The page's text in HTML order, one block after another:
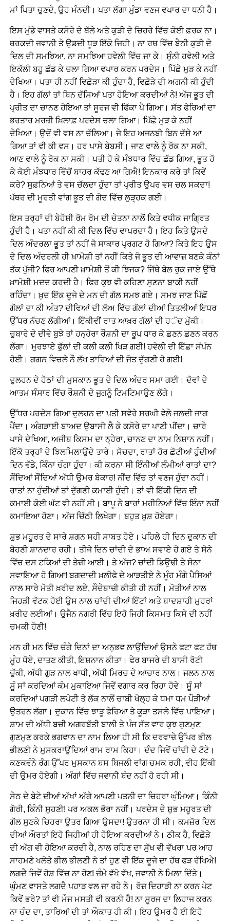
ਮਾਂ ਪਿਤਾ ਚੁਣਦੇ, ਉਹ ਮੰਨਦੀ। ਪਤਾ ਲੱਗਾ ਮੁੰਡਾ ਵਣਜ ਵਪਾਰ ਦਾ ਧਨੀ ਹੈ।
ਇਸ ਮੁੰਡੇ ਵਾਸਤੇ ਕਸੋਰੇ ਦੇ ਥੱਲੇ ਅਤੇ ਕੁੜੀ ਦੇ ਚਿਹਰੇ ਵਿੱਚ ਕੋਈ ਫ਼ਰਕ ਨਾ।
ਥਰਕਦੀ ਜਵਾਨੀ ਤੇ ਉਡਦੀ ਧੂੜ ਇੱਕੋ ਜਿਹੀ। ਨਾ ਰਥ ਵਿੱਚ ਬੈਠੀ ਕੁੜੀ ਦੇ
ਦਿਲ ਦੀ ਸਮਝਿਆ, ਨਾ ਸਮਝਿਆ ਹਵੇਲੀ ਵਿੱਚ ਜਾ ਕੇ। ਸੁੰਨੀ ਹਵੇਲੀ ਅਤੇ
ਇਕੱਲੀ ਬਹੂ ਛੱਡ ਕੇ ਚਲਾ ਗਿਆ ਵਪਾਰ ਕਰਨ ਪਰਦੇਸ। ਪਿੱਛੇ ਮੁੜ ਕੇ ਨਹੀਂ
ਦੇਖਿਆ। ਪਤਾ ਹੀ ਨਹੀਂ ਵਿਛੋੜਾ ਕੀ ਹੁੰਦਾ ਹੈ, ਵਿਛੋੜੇ ਦੀ ਅਗਨੀ ਕੀ ਹੁੰਦੀ
ਹੈ। ਇਹ ਗੱਲਾਂ ਤਾਂ ਬਿਨ ਦੱਸਿਆਂ ਪਤਾ ਹੋਇਆ ਕਰਦੀਆਂ ਨੇ! ਅੱਜ ਭੂਤ ਦੀ
ਪ੍ਰੀਤ ਦਾ ਚਾਨਣ ਹੋਇਆ ਤਾਂ ਸੂਰਜ ਵੀ ਫਿੱਕਾ ਪੈ ਗਿਆ। ਸੱਤ ਫੇਰਿਆਂ ਦਾ
ਭਰਤਾਰ ਮਰਜ਼ੀ ਖ਼ਿਲਾਫ਼ ਪਰਦੇਸ ਚਲਾ ਗਿਆ। ਪਿੱਛੇ ਮੁੜ ਕੇ ਨਹੀਂ
ਦੇਖਿਆ। ਉਦੋਂ ਵੀ ਵਸ ਨਾ ਚੱਲਿਆ। ਜੇ ਇਹ ਅਜਨਬੀ ਬਿਨ ਦੱਸੇ ਆ
ਗਿਆ ਤਾਂ ਵੀ ਕੀ ਵਸ। ਹਰ ਪਾਸੇ ਬੇਬਸੀ। ਜਾਣ ਵਾਲੇ ਨੂੰ ਰੋਕ ਨਾ ਸਕੀ,
ਆਣ ਵਾਲੇ ਨੂੰ ਰੋਕ ਨਾ ਸਕੀ। ਪਤੀ ਹੋ ਕੇ ਮੰਝਧਾਰ ਵਿੱਚ ਛੱਡ ਗਿਆ, ਭੂਤ ਹੋ
ਕੇ ਕੋਈ ਮੰਝਧਾਰ ਵਿੱਚੋਂ ਬਾਹਰ ਕੱਢਣ ਆ ਗਿਐ! ਇਨਕਾਰ ਕਰੇ ਤਾਂ ਕਿਵੇਂ
ਕਰੇ? ਸੁਫ਼ਨਿਆਂ ਤੇ ਵਸ ਚੱਲਦਾ ਹੁੰਦਾ ਤਾਂ ਪ੍ਰੀਤ ਉਪਰ ਵਸ ਚਲ ਸਕਦਾ!
ਪੱਥਰ ਦੀ ਮੂਰਤੀ ਵਾਂਗ ਭੂਤ ਦੀ ਗੋਦ ਵਿੱਚ ਲੁੜ੍ਹਕ ਗਈ।
ਇਸ ਤਰ੍ਹਾਂ ਦੀ ਬੇਹੋਸ਼ੀ ਰੋਮ ਰੋਮ ਦੀ ਚੇਤਨਾ ਨਾਲੋਂ ਕਿਤੇ ਵਧੀਕ ਜਾਗ੍ਰਿਤ
ਹੁੰਦੀ ਹੈ। ਪਤਾ ਨਹੀਂ ਕੀ ਕੀ ਦਿਲ ਵਿੱਚ ਵਾਪਰਦਾ ਹੈ। ਇਹ ਕਿਤੇ ਉਸਦੇ
ਦਿਲ ਅੰਦਰਲਾ ਭੂਤ ਤਾਂ ਨਹੀਂ ਜੋ ਸਾਕਾਰ ਪ੍ਰਗਟ ਹੋ ਗਿਆ? ਕਿਤੇ ਇਹ ਉਸ
ਦੇ ਦਿਲ ਅੰਦਰਲੀ ਹੀ ਖ਼ਾਮੋਸ਼ੀ ਤਾਂ ਨਹੀਂ ਕਿਤੇ ਜੋ ਭੂਤ ਦੀ ਆਵਾਜ਼ ਬਣਕੇ ਕੰਨਾਂ
ਤੱਕ ਪੁੱਜੀ? ਫਿਰ ਆਪਣੀ ਖ਼ਾਮੋਸ਼ੀ ਤੋਂ ਕੀ ਝਿਜਕ? ਜਿੱਥੇ ਬੋਲ ਰੁਕ ਜਾਏ ਉੱਥੇ
ਖ਼ਾਮੋਸ਼ੀ ਮਦਦ ਕਰਦੀ ਹੈ। ਫਿਰ ਕੁਝ ਵੀ ਕਹਿਣਾ ਸੁਣਨਾ ਬਾਕੀ ਨਹੀਂ
ਰਹਿੰਦਾ। ਖ਼ੁਦ ਇੱਕ ਦੂਜੇ ਦੇ ਮਨ ਦੀ ਗੱਲ ਸਮਝ ਗਏ। ਸਮਝ ਜਾਣ ਪਿੱਛੋਂ
ਗੱਲਾਂ ਦਾ ਕੀ ਅੰਤ? ਦੀਵਿਆਂ ਦੀ ਲੋਅ ਵਿੱਚ ਗੱਲਾਂ ਦੀਆਂ ਤਿਤਲੀਆਂ ਇਧਰ
ਉੱਧਰ ਨੱਚਣ ਲੱਗੀਆਂ। ਇੱਕੀਵੀਂ ਰਾਤ ਆਖ਼ਰ ਗੱਲਾਂ ਦੀ ਹੱਦ ਮੁੱਕੀ।
ਚੁਬਾਰੇ ਦੇ ਦੀਵੇ ਬੁਝੇ ਤਾਂ ਹਨ੍ਹੇਰਾ ਰੌਸ਼ਨੀ ਦਾ ਰੂਪ ਧਾਰ ਕੇ ਛਣਨ ਛਣਨ ਕਰਨ
ਲੱਗਾ। ਮੁਰਝਾਏ ਫੁੱਲਾਂ ਦੀ ਕਲੀ ਕਲੀ ਖਿੜ ਗਈ! ਹਵੇਲੀ ਦੀ ਇੱਛਾ ਸੰਪੰਨ
ਹੋਈ। ਗਗਨ ਵਿਚਲੇ ਨੌ ਲੱਖ ਤਾਰਿਆਂ ਦੀ ਜੋਤ ਦੁੱਗਣੀ ਹੋ ਗਈ!
ਦੁਲਹਨ ਦੇ ਹੋਠਾਂ ਦੀ ਮੁਸਕਾਨ ਭੂਤ ਦੇ ਦਿਲ ਅੰਦਰ ਸਮਾ ਗਈ। ਦੋਵਾਂ ਦੇ
ਆਤਮ ਸੰਸਾਰ ਵਿੱਚ ਰੌਸ਼ਨੀ ਦੇ ਜੁਗਨੂੰ ਟਿਮਟਿਮਾਉਣ ਲੱਗੇ।
ਉੱਧਰ ਪਰਦੇਸ ਗਿਆ ਦੁਲਹਨ ਦਾ ਪਤੀ ਸਵੇਰੇ ਸਰਘੀ ਵੇਲੇ ਜਲਦੀ ਜਾਗ
ਪੈਂਦਾ। ਅੰਗੜਾਈ ਬਾਅਦ ਉਬਾਸੀ ਲੈ ਕੇ ਕਸੋਰੇ ਦਾ ਪਾਣੀ ਪੀਂਦਾ। ਚਾਰੇ
ਪਾਸੇ ਦੇਖਿਆ, ਅਜੀਬ ਕਿਸਮ ਦਾ ਨ੍ਹੇਰਾ, ਚਾਨਣ ਦਾ ਨਾਮ ਨਿਸ਼ਾਨ ਨਹੀਂ।
ਇੱਕੋ ਤਰ੍ਹਾਂ ਦੇ ਝਿਲਮਿਲਾਉਂਦੇ ਤਾਰੇ। ਸੋਚਦਾ, ਰਾਤਾਂ ਹੋਰ ਛੋਟੀਆਂ ਹੁੰਦੀਆਂ
ਦਿਨ ਵੱਡੇ, ਕਿੰਨਾ ਚੰਗਾ ਹੁੰਦਾ। ਕੀ ਕਰਨਾ ਸੀ ਇੰਨੀਆਂ ਲੰਮੀਆਂ ਰਾਤਾਂ ਦਾ?
ਸੌਂਦਿਆਂ ਸੌਂਦਿਆਂ ਅੱਧੀ ਉਮਰ ਬੇਕਾਰ! ਨੀਂਦ ਵਿੱਚ ਤਾਂ ਵਣਜ ਹੁੰਦਾ ਨਹੀਂ।
ਰਾਤਾਂ ਨਾ ਹੁੰਦੀਆਂ ਤਾਂ ਦੁੱਗਣੀ ਕਮਾਈ ਹੁੰਦੀ। ਤਾਂ ਵੀ ਇੱਕੀ ਦਿਨ ਦੀ
ਕਮਾਈ ਕੋਈ ਘੱਟ ਵੀ ਨਹੀਂ ਸੀ। ਬਾਪੂ ਨੇ ਬਾਰਾਂ ਮਹੀਨਿਆਂ ਵਿੱਚ ਇੰਨਾ ਨਹੀਂ
ਕਮਾਇਆ ਹੋਣਾ। ਅੱਜ ਚਿੱਠੀ ਲਿਖੇਗਾ। ਬਹੁਤ ਖ਼ੁਸ਼ ਹੋਏਗਾ।
ਸ਼ੁਭ ਮਹੂਰਤ ਦੇ ਸਾਰੇ ਸ਼ਗਨ ਸਹੀ ਸਾਬਤ ਹੋਏ। ਪਹਿਲੇ ਹੀ ਦਿਨ ਦੁਕਾਨ ਦੀ
ਬੋਹਣੀ ਸ਼ਾਨਦਾਰ ਰਹੀ। ਤੀਜੇ ਦਿਨ ਚਾਂਦੀ ਦੇ ਭਾਅ ਸਵਾਏ ਹੋ ਗਏ ਤੇ ਸੋਨੇ
ਵਿੱਚ ਦਸ ਟਕਿਆਂ ਦੀ ਤੇਜ਼ੀ ਆਈ। ਤੇ ਅੱਜ? ਚਾਂਦੀ ਡਿਉਢੀ ਤੇ ਸੋਨਾ
ਸਵਾਇਆ ਹੋ ਗਿਆ! ਬਗਦਾਦੀ ਖ਼ਲੀਫੇ ਦੇ ਆੜਤੀਏ ਨੇ ਮੂੰਹ ਮੰਗੇ ਪੈਸਿਆਂ
ਨਾਲ ਸਾਰੇ ਮੋਤੀ ਖ਼ਰੀਦ ਲਏ, ਸੌਦੇਬਾਜ਼ੀ ਕੀਤੀ ਹੀ ਨਹੀਂ। ਮੋਤੀਆਂ ਨਾਲ
ਜਿਹੜੀ ਵੱਟਕ ਹੋਈ ਉਸ ਨਾਲ ਚਾਂਦੀ ਦੀਆਂ ਇੱਟਾਂ ਅਤੇ ਬਾਦਸ਼ਾਹੀ ਮੁਹਰਾਂ
ਖ਼ਰੀਦ ਲਈਆਂ। ਉਜੈਨ ਨਗਰੀ ਵਿੱਚ ਇਹੋ ਜਿਹੀ ਕਿਸਮਤ ਕਿਸੇ ਦੀ ਨਹੀਂ
ਚਮਕੀ ਹੋਣੀ!
ਮਨ ਹੀ ਮਨ ਵਿੱਚ ਚੰਗੇ ਦਿਨਾਂ ਦਾ ਅਨੁਭਵ ਲਾਉਂਦਿਆਂ ਉਸਨੇ ਫਟਾ ਫਟ ਹੱਥ
ਮੂੰਹ ਧੋਏ, ਦਾਤਣ ਕੀਤੀ, ਇਸ਼ਨਾਨ ਕੀਤਾ। ਫੇਰ ਬਾਜਰੇ ਦੀ ਬਾਸੀ ਰੋਟੀ
ਚੁੱਕੀ, ਅੱਧੀ ਗੁੜ ਨਾਲ ਖਾਧੀ, ਅੱਧੀ ਮਿਰਚ ਦੇ ਆਚਾਰ ਨਾਲ। ਜਲਨ ਨਾਲ
ਸੂੰ ਸਾਂ ਕਰਦਿਆਂ ਕੰਮ ਮੁਕਾਇਆ ਜਿਵੇਂ ਵਗਾਰ ਕਰ ਰਿਹਾ ਹੋਵੇ। ਸੂੰ ਸਾਂ
ਕਰਦਿਆਂ ਪਗੜੀ ਲਪੇਟੀ ਤੇ ਲੱਕ ਨਾਲੋਂ ਚਾਬੀ ਖੋਲ੍ਹ ਕੇ ਧਮਾ ਧਮ ਪੌੜੀਆਂ
ਉਤਰਨ ਲੱਗਾ। ਦੁਕਾਨ ਵਿੱਚ ਝਾੜੂ ਫੇਰਿਆ ਤੇ ਕੂੜਾ ਤਸਲੇ ਵਿੱਚ ਪਾਇਆ।
ਸ਼ਾਮ ਦੀ ਅੱਧੀ ਬਚੀ ਅਗਰਬੱਤੀ ਬਾਲੀ ਤੇ ਪੰਜ ਸੱਤ ਵਾਰ ਕੁਝ ਗੁਣਮੁਣ
ਗੁਣਮੁਣ ਕਰਕੇ ਭਗਵਾਨ ਦਾ ਨਾਮ ਲਿਆ ਹੀ ਸੀ ਕਿ ਦਰਵਾਜ਼ੇ ਉੱਪਰ ਭੀਲ
ਭੀਲਣੀ ਨੇ ਮੁਸਕਰਾਉਂਦਿਆਂ ਰਾਮ ਰਾਮ ਕਿਹਾ। ਦੰਦ ਜਿਵੇਂ ਚਾਂਦੀ ਦੇ ਟੋਟੇ।
ਕਣਕਵੰਨੇ ਰੰਗ ਉੱਪਰ ਮੁਸਕਾਨ ਬਸ ਬਿਜਲੀ ਵਾਂਗ ਚਮਕ ਰਹੀ, ਵੀਹ ਇੱਕੀ
ਦੀ ਉਮਰ ਹੋਏਗੀ। ਅੰਗਾਂ ਵਿੱਚ ਜਵਾਨੀ ਬੰਦ ਨਹੀਂ ਹੋ ਰਹੀ ਸੀ।
ਸੇਠ ਦੇ ਬੇਟੇ ਦੀਆਂ ਅੱਖਾਂ ਅੱਗੇ ਆਪਣੀ ਪਤਨੀ ਦਾ ਚਿਹਰਾ ਘੁੰਮਿਆ। ਕਿੰਨੀ
ਗੋਰੀ, ਕਿੰਨੀ ਸੁਹਣੀ! ਪਰ ਅਕਲ ਭੋਰਾ ਨਹੀਂ। ਪਰਦੇਸ ਦੇ ਸ਼ੁਭ ਮਹੂਰਤ ਦੀ
ਗੱਲ ਸੁਣਕੇ ਚਿਹਰਾ ਉਤਰ ਗਿਆ ਉਸਦਾ! ਉਤਰਨਾ ਹੀ ਸੀ। ਕਮਜ਼ੋਰ ਦਿਲ
ਦੀਆਂ ਔਰਤਾਂ ਇਹੋ ਜਿਹੀਆਂ ਹੀ ਹੋਇਆ ਕਰਦੀਆਂ ਨੇ। ਠੀਕ ਹੈ, ਵਿਛੋੜੇ
ਦੀ ਅੱਗ ਵੀ ਹੋਇਆ ਕਰਦੀ ਹੈ, ਨਾਲ ਰਹਿਣ ਦਾ ਸੁੱਖ ਵੀ ਵੱਖਰਾ ਪਰ ਆਹ
ਸਾਹਮਣੇ ਖਲੋਤੇ ਭੀਲ ਭੀਲਣੀ ਨੇ ਤਾਂ ਹੁਣ ਵੀ ਇੱਕ ਦੂਜੇ ਦਾ ਹੱਥ ਫੜ ਰੱਖਿਐ!
ਲਗਦੈ ਜਿਵੇਂ ਹੋਸ਼ ਵਿੱਚ ਨਾ ਹੋਣ! ਜੰਮੇ ਵੱਖੋ ਵੱਖ, ਜਵਾਨੀ ਨੇ ਮਿਲਾ ਦਿੱਤੇ।
ਘੁੰਮਣ ਵਾਸਤੇ ਲਗਦੈ ਪਹਾੜ ਵਲ ਜਾ ਰਹੇ ਨੇ। ਰੋਜ਼ ਦਿਹਾੜੀ ਨਾ ਕਰਨ ਪੇਟ
ਕਿਵੇਂ ਭਰੇ? ਤਾਂ ਵੀ ਮੌਜ ਮਸਤੀ ਵੀ ਕਰਨੀ ਹੈ! ਨਾ ਸੂਰਜ ਦਾ ਲਿਹਾਜ ਕਰਨ
ਨਾ ਚੰਦ ਦਾ, ਤਾਰਿਆਂ ਦੀ ਤਾਂ ਔਕਾਤ ਹੀ ਕੀ। ਇਹ ਉਮਰ ਹੈ ਈ ਇਹੋ